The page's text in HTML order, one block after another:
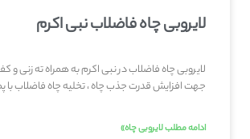
لایروبی چاه فاضلاب نبی اکرم
لایروبی چاه فاضلاب در نبی اکرم به همراه ته زنی و
جهت افزایش قدرت جذب چاه ، تخلیه چاه فاضلاب با
ادامه مطلب لایروبی چاه»